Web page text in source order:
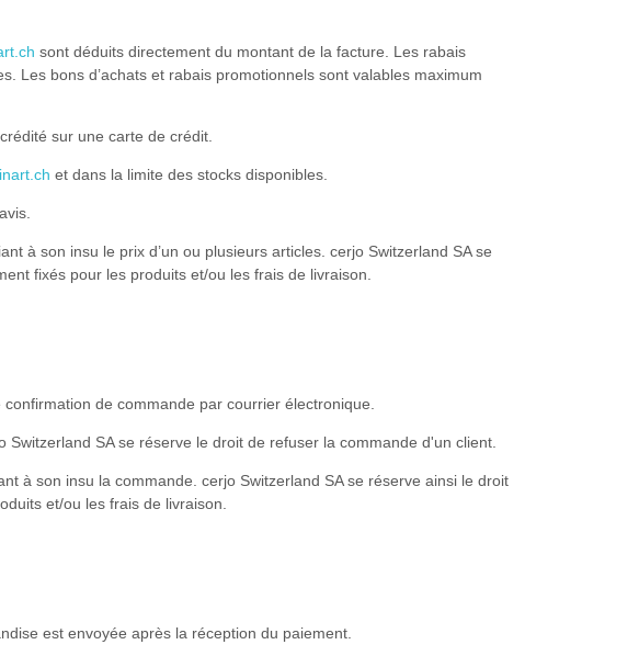
sont déduits directement du montant de la facture. Les rabais
Les bons d’achats et rabais promotionnels sont valables maximum
sur une carte de crédit.
et dans la limite des stocks disponibles.
à son insu le prix d’un ou plusieurs articles. cerjo Switzerland SA se
fixés pour les produits et/ou les frais de livraison.
de commande par courrier électronique.
SA se réserve le droit de refuser la commande d'un client.
à son insu la commande. cerjo Switzerland SA se réserve ainsi le droit
et/ou les frais de livraison.
est envoyée après la réception du paiement.